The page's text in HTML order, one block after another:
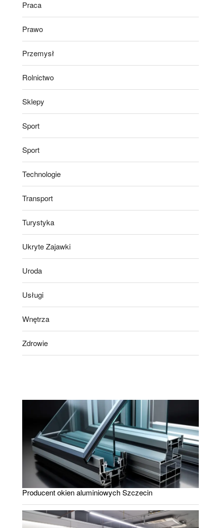
Praca
Prawo
Przemysł
Rolnictwo
Sklepy
Sport
Sport
Technologie
Transport
Turystyka
Ukryte Zajawki
Uroda
Usługi
Wnętrza
Zdrowie
Producent okien aluminiowych Szczecin